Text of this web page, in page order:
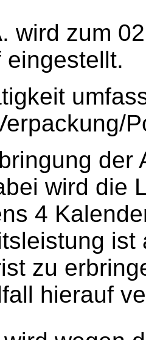
wird zum
eingestellt.
der
wird die
4
zu
hierauf